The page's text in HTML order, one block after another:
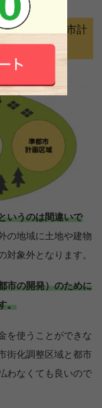
域外では都市計
いうのは間違いで
の地域に土地や建物
対象外となります。
市の開発）のために
。
を使うことができな
街化調整区域と都市
わなくても良いので